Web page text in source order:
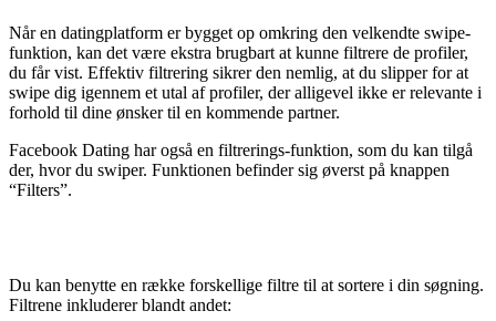
Når en datingplatform er bygget op omkring den velkendte swipe-
funktion, kan det være ekstra brugbart at kunne filtrere de profiler,
du får vist. Effektiv filtrering sikrer den nemlig, at du slipper for at
swipe dig igennem et utal af profiler, der alligevel ikke er relevante i
forhold til dine ønsker til en kommende partner.
Facebook Dating har også en filtrerings-funktion, som du kan tilgå
der, hvor du swiper. Funktionen befinder sig øverst på knappen
“Filters”.
Du kan benytte en række forskellige filtre til at sortere i din søgning.
Filtrene inkluderer blandt andet: